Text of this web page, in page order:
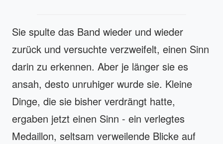
Sie spulte das Band wieder und wieder
zurück und versuchte verzweifelt, einen Sinn
darin zu erkennen. Aber je länger sie es
ansah, desto unruhiger wurde sie. Kleine
Dinge, die sie bisher verdrängt hatte,
ergaben jetzt einen Sinn - ein verlegtes
Medaillon, seltsam verweilende Blicke auf